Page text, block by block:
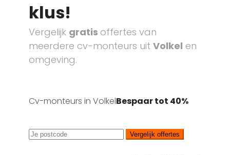
klus!
Vergelijk gratis offertes van
meerdere cv-monteurs uit Volkel en
omgeving.
Cv-monteurs in VolkelBespaar tot 40%
Vergelijk offertes